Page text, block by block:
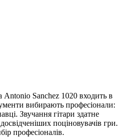
Antonio Sanchez 1020 входить в
вибирають професіонали:
Звучання гітари здатне
поціновувачів гри.
професіоналів.